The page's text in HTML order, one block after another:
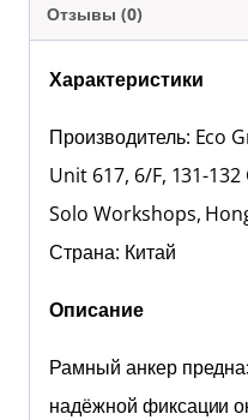
Отзывы (0)
Характеристики
Производитель: Eco
Unit 617, 6/F, 131-
Solo Workshops,
Страна: Китай
Описание
Рамный анкер
надёжной фиксации